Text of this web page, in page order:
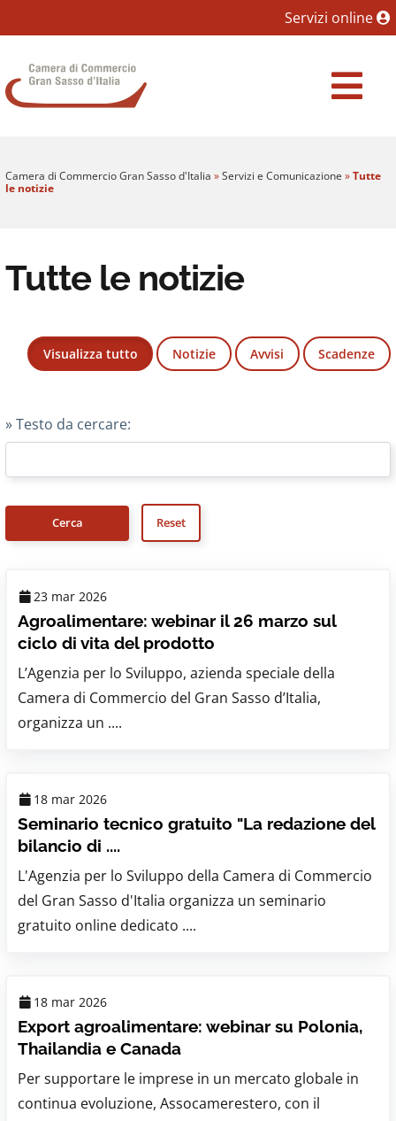
Vai al Contenuto principale della pagina
Servizi online
Camera di Commercio Gran Sasso d'Italia
Camera di Commercio Gran Sasso d'Italia »Servizi e Comunicazione »Tutte
le notizie
Tutte le notizie
Visualizza tutto Notizie Avvisi Scadenze
» Testo da cercare:
23 mar 2026
Agroalimentare: webinar il 26 marzo sul
ciclo di vita del prodotto
L’Agenzia per lo Sviluppo, azienda speciale della
Camera di Commercio del Gran Sasso d’Italia,
organizza un ....
18 mar 2026
Seminario tecnico gratuito "La redazione del
bilancio di ....
L'Agenzia per lo Sviluppo della Camera di Commercio
del Gran Sasso d'Italia organizza un seminario
gratuito online dedicato ....
18 mar 2026
Export agroalimentare: webinar su Polonia,
Thailandia e Canada
Per supportare le imprese in un mercato globale in
continua evoluzione, Assocamerestero, con il